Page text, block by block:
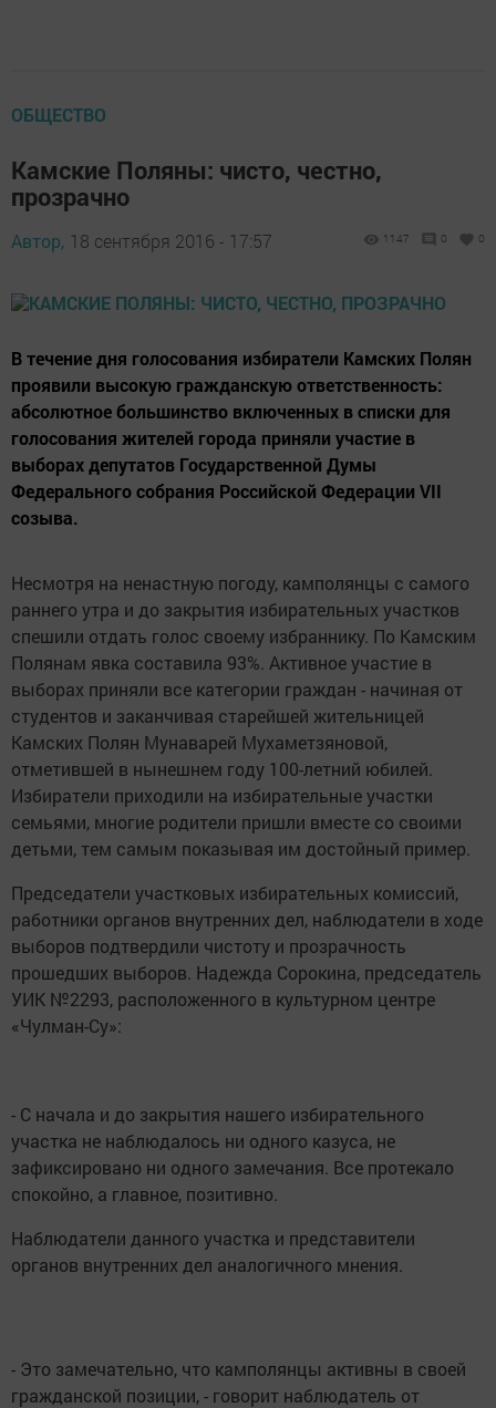
ОБЩЕСТВО
Камские Поляны: чисто, честно,
прозрачно
Автор, 18 сентября 2016 - 17:57 1147 0 0
В течение дня голосования избиратели Камских Полян
проявили высокую гражданскую ответственность:
абсолютное большинство включенных в списки для
голосования жителей города приняли участие в
выборах депутатов Государственной Думы
Федерального собрания Российской Федерации VII
созыва.
Несмотря на ненастную погоду, камполянцы с самого
раннего утра и до закрытия избирательных участков
спешили отдать голос своему избраннику. По Камским
Полянам явка составила 93%. Активное участие в
выборах приняли все категории граждан - начиная от
студентов и заканчивая старейшей жительницей
Камских Полян Мунаварей Мухаметзяновой,
отметившей в нынешнем году 100-летний юбилей.
Избиратели приходили на избирательные участки
семьями, многие родители пришли вместе со своими
детьми, тем самым показывая им достойный пример.
Председатели участковых избирательных комиссий,
работники органов внутренних дел, наблюдатели в ходе
выборов подтвердили чистоту и прозрачность
прошедших выборов. Надежда Сорокина, председатель
УИК №2293, расположенного в культурном центре
«Чулман-Су»:
- С начала и до закрытия нашего избирательного
участка не наблюдалось ни одного казуса, не
зафиксировано ни одного замечания. Все протекало
спокойно, а главное, позитивно.
Наблюдатели данного участка и представители
органов внутренних дел аналогичного мнения.
- Это замечательно, что камполянцы активны в своей
гражданской позиции, - говорит наблюдатель от